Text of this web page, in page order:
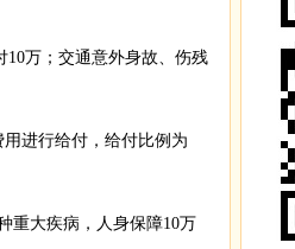
万；交通意外身故、伤残
进行给付，给付比例为
重大疾病，人身保障10万